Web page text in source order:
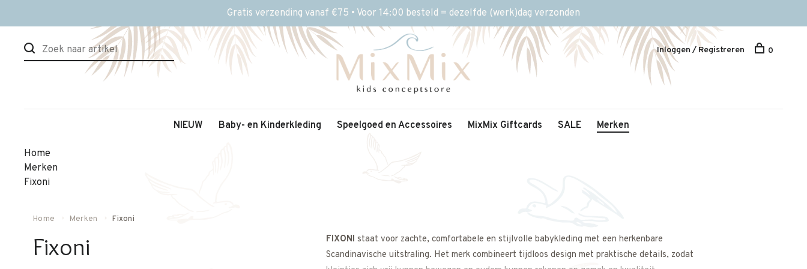
Gratis verzending vanaf €75 • Voor 14:00 besteld = dezelfde (werk)dag verzonden
NIEUW Baby- en Kinderkleding Speelgoed en Accessoires MixMix Giftcards SALE Merken
Inloggen / Registreren 0
Home
Merken
Fixoni
Home Merken Fixoni
Fixoni FIXONI staat voor zachte, comfortabele en stijlvolle babykleding met een herkenbare
Scandinavische uitstraling. Het merk combineert tijdloos design met praktische details, zodat